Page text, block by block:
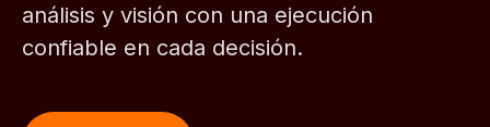
análisis y visión con una ejecución
confiable en cada decisión.